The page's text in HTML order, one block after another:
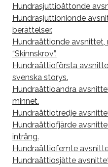
Hundrasjuttioåttonde
Hundrasjuttionionde
berättelser.
Hundraåttionde avsnittet,
“Skinnskrov”.
Hundraåttioförsta
svenska storys.
Hundraåttioandra
minnet.
Hundraåttiotredje
Hundraåttiofjärde
intrång.
Hundraåttiofemte
Hundraåttiosjätte